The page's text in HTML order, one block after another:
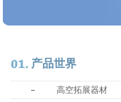
产品世界
高空拓展器材